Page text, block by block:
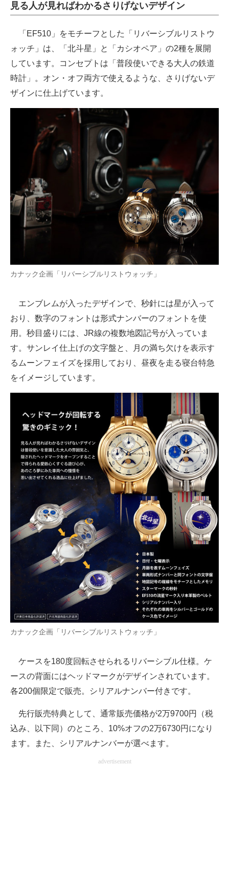
エネルギーの専門メディア
建設×テクノロジーの最前線
ちょっと気になるネットの話題
見る人が見ればわかるさりげないデザイン
「EF510」をモチーフとした「リバーシブルリストウ
ォッチ」は、「北斗星」と「カシオペア」の2種を展開
しています。コンセプトは「普段使いできる大人の鉄道
時計」。オン・オフ両方で使えるような、さりげないデ
ザインに仕上げています。
カナック企画「リバーシブルリストウォッチ」
エンブレムが入ったデザインで、秒針には星が入って
おり、数字のフォントは形式ナンバーのフォントを使
用。秒目盛りには、JR線の複数地図記号が入っていま
す。サンレイ仕上げの文字盤と、月の満ち欠けを表示す
るムーンフェイズを採用しており、昼夜を走る寝台特急
をイメージしています。
カナック企画「リバーシブルリストウォッチ」
ケースを180度回転させられるリバーシブル仕様。ケ
ースの背面にはヘッドマークがデザインされています。
各200個限定で販売。シリアルナンバー付きです。
先行販売特典として、通常販売価格が2万9700円（税
込み、以下同）のところ、10%オフの2万6730円になり
ます。また、シリアルナンバーが選べます。
advertisement